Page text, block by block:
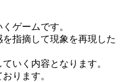
ゲームです。
指摘して現象を再現した
いく内容となります。
ります。